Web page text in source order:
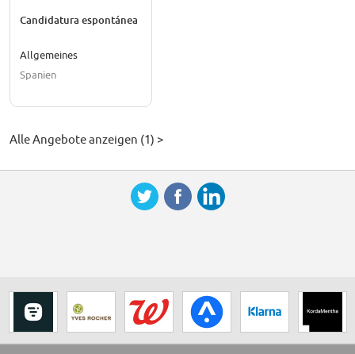
Candidatura espontánea
Allgemeines
Spanien
Alle Angebote anzeigen (1) >